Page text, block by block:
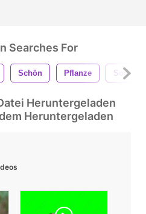
Searches For
Schön Pflanze
Heruntergeladen
Heruntergeladen